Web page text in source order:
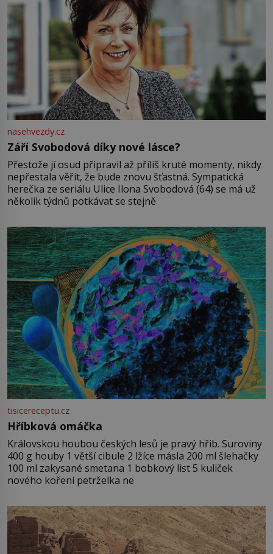
nasehvezdy.cz
Září Svobodová díky nové lásce?
Přestože jí osud připravil až příliš kruté momenty, nikdy
nepřestala věřit, že bude znovu šťastná. Sympatická
herečka ze seriálu Ulice Ilona Svobodová (64) se má už
několik týdnů potkávat se stejně
tisicereceptu.cz
Hříbková omáčka
Královskou houbou českých lesů je pravý hřib. Suroviny
400 g houby 1 větší cibule 2 lžíce másla 200 ml šlehačky
100 ml zakysané smetana 1 bobkový list 5 kuliček
nového koření petrželka ne